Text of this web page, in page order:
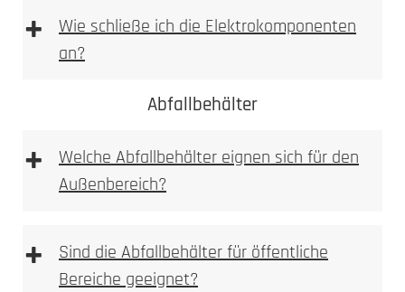
1. Prüfen
+
Wie schließe ich die Elektrokomponenten
an?
Wir empfehlen die Elektroinstallation aber immer
durch einen Elektroinstallateur vornehmen zu
lassen. Bitte beachten Sie bei Wallboxen,
vom Hersteller beigelegte Betriebsanleitung!
Kamera, Sprechstellen oder Wallboxvorbereitung
Abfallbehälter
+
Welche Abfallbehälter eignen sich für den
Außenbereich?
+
Sind die Abfallbehälter für öffentliche
Bereiche geeignet?